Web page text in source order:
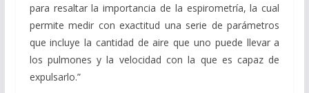
para resaltar la importancia de la espirometría, la cual
permite medir con exactitud una serie de parámetros
que incluye la cantidad de aire que uno puede llevar a
los pulmones y la velocidad con la que es capaz de
expulsarlo.”